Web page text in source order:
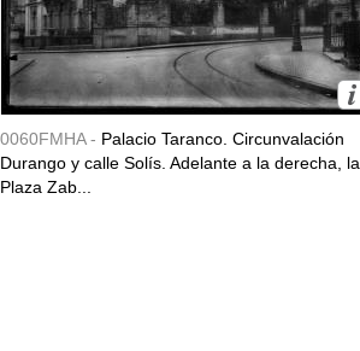
0060FMHA - Palacio Taranco. Circunvalación
Durango y calle Solís. Adelante a la derecha, la
Plaza Zab...